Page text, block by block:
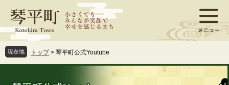
ジ
先
頭
ュ
を
飛
現在地 トップ > 琴平町公式Youtube